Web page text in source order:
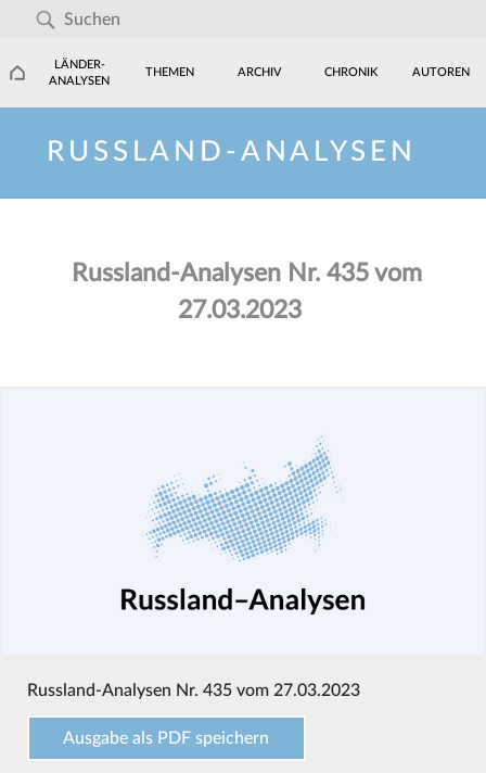
LÄNDER-
ANALYSEN
THEMEN ARCHIV CHRONIK AUTOREN
RUSSLAND-ANALYSEN
Russland-Analysen Nr. 435 vom
27.03.2023
Russland-Analysen Nr. 435 vom 27.03.2023
Ausgabe als PDF speichern